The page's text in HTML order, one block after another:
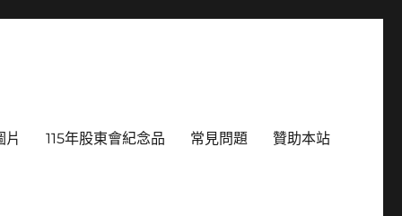
片 115年股東會紀念品 常見問題 贊助本站